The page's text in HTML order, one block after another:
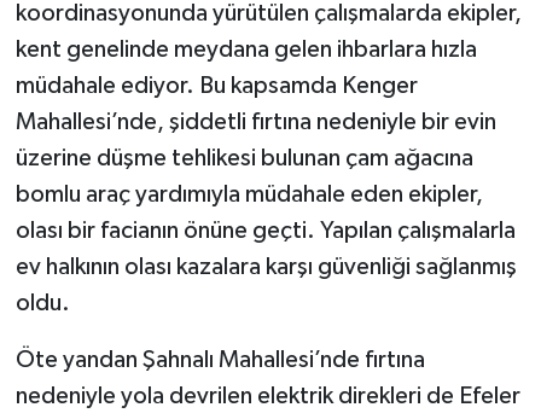
koordinasyonunda yürütülen çalışmalarda ekipler,
kent genelinde meydana gelen ihbarlara hızla
müdahale ediyor. Bu kapsamda Kenger
Mahallesi’nde, şiddetli fırtına nedeniyle bir evin
üzerine düşme tehlikesi bulunan çam ağacına
bomlu araç yardımıyla müdahale eden ekipler,
olası bir facianın önüne geçti. Yapılan çalışmalarla
ev halkının olası kazalara karşı güvenliği sağlanmış
oldu.
Öte yandan Şahnalı Mahallesi’nde fırtına
nedeniyle yola devrilen elektrik direkleri de Efeler